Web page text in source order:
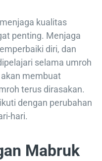
kualitas
penting. Menjaga
diri, dan
selama umroh
membuat
terus dirasakan.
dengan perubahan
hari.
Mabruk